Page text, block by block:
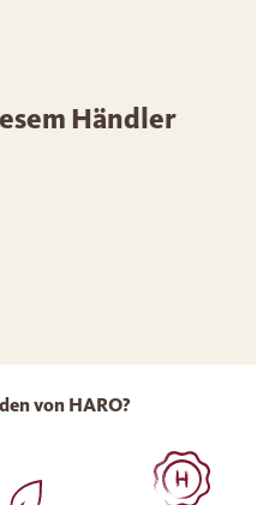
Händler
von HARO?